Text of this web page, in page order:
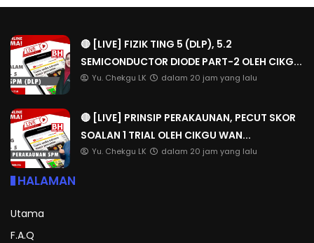
🔴 [LIVE] FIZIK TING 5 (DLP), 5.2
SEMICONDUCTOR DIODE PART-2 OLEH CIKG...
Yu. Chekgu LK dalam 20 jam yang lalu
🔴 [LIVE] PRINSIP PERAKAUNAN, PECUT SKOR
SOALAN 1 TRIAL OLEH CIKGU WAN...
Yu. Chekgu LK dalam 20 jam yang lalu
HALAMAN
Utama
F.A.Q